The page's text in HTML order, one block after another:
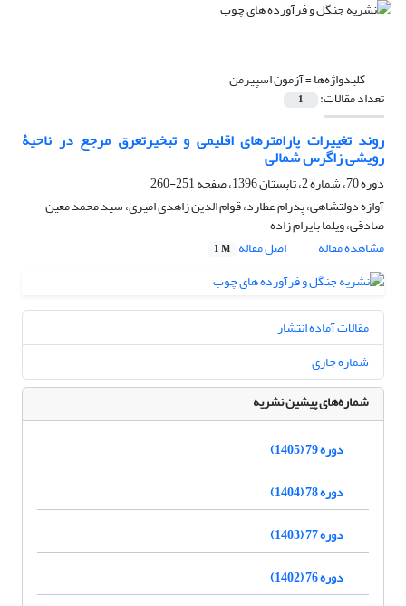
کلیدواژه‌ها =آزمون اسپیرمن
تعداد مقالات: 1
روند تغییرات پارامترهای اقلیمی و تبخیرتعرق مرجع در ناحیۀ
رویشی زاگرس شمالی
دوره 70، شماره 2، تابستان 1396، صفحه
251-260
آوازه دولتشاهی، پدرام عطارد، قوام الدین زاهدی امیری، سید محمد معین
صادقی، ویلما بایرام زاده
مشاهده مقاله
اصل مقاله 1 M
مقالات آماده انتشار
شماره جاری
شماره‌های پیشین نشریه
دوره 79 (1405)
دوره 78 (1404)
دوره 77 (1403)
دوره 76 (1402)